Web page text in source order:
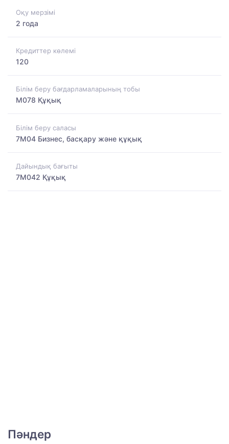
Оқу мерзімі
2 года
Кредиттер көлемі
120
Білім беру бағдарламаларының тобы
M078 Құқық
Білім беру саласы
7M04 Бизнес, басқару және құқық
Дайындық бағыты
7M042 Құқық
Пәндер